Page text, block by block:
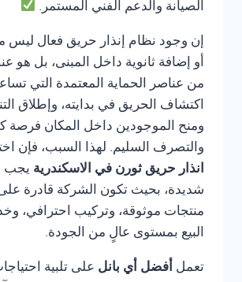
الصيانة والدعم الفني المستمر.
إن وجود نظام إنذار حريق فعال ليس
أو إضافة ثانوية داخل المبنى، بل هو
من عناصر الحماية المعتمدة التي
اكتشاف الحريق في بدايته، وإطلاق
ومنح الموجودين داخل المكان فرصة
والتصرف السليم. لهذا السبب، فإن
انذار حريق ثورن في الاسكندرية يجب
شديدة، بحيث تكون الشركة قادرة
منتجات موثوقة، وتركيب احترافي،
البيع بمستوى عالٍ من الجودة.
تعمل أفضل أي بانل على تلبية